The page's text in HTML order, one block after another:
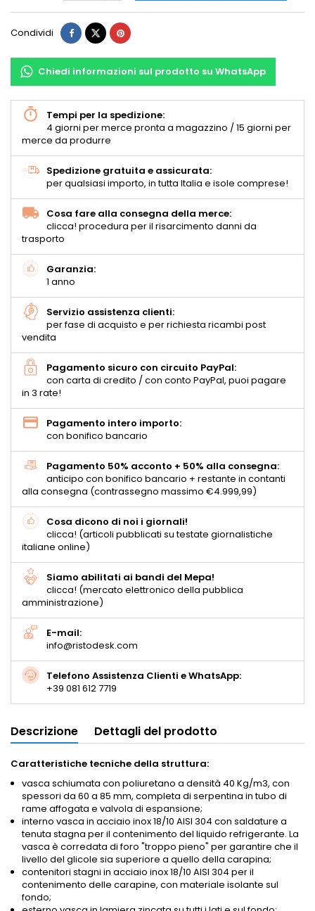
Condividi
Chiedi informazioni sul prodotto su WhatsApp
Tempi per la spedizione:
4 giorni per merce pronta a magazzino / 15 giorni per
merce da produrre
Spedizione gratuita e assicurata:
per qualsiasi importo, in tutta Italia e isole comprese!
Cosa fare alla consegna della merce:
clicca! procedura per il risarcimento danni da
trasporto
Garanzia:
1 anno
Servizio assistenza clienti:
per fase di acquisto e per richiesta ricambi post
vendita
Pagamento sicuro con circuito PayPal:
con carta di credito / con conto PayPal, puoi pagare
in 3 rate!
Pagamento intero importo:
con bonifico bancario
Pagamento 50% acconto + 50% alla consegna:
anticipo con bonifico bancario + restante in contanti
alla consegna (contrassegno massimo €4.999,99)
Cosa dicono di noi i giornali!
clicca! (articoli pubblicati su testate giornalistiche
italiane online)
Siamo abilitati ai bandi del Mepa!
clicca! (mercato elettronico della pubblica
amministrazione)
E-mail:
info@ristodesk.com
Telefono Assistenza Clienti e WhatsApp:
+39 081 612 7719
Descrizione Dettagli del prodotto
Caratteristiche tecniche della struttura:
vasca schiumata con poliuretano a densità 40 Kg/m3, con
spessori da 60 a 85 mm, completa di serpentina in tubo di
rame affogata e valvola di espansione;
interno vasca in acciaio inox 18/10 AISI 304 con saldature a
tenuta stagna per il contenimento del liquido refrigerante. La
vasca è corredata di foro "troppo pieno" per garantire che il
livello del glicole sia superiore a quello della carapina;
contenitori stagni in acciaio inox 18/10 AISI 304 per il
contenimento delle carapine, con materiale isolante sul
fondo;